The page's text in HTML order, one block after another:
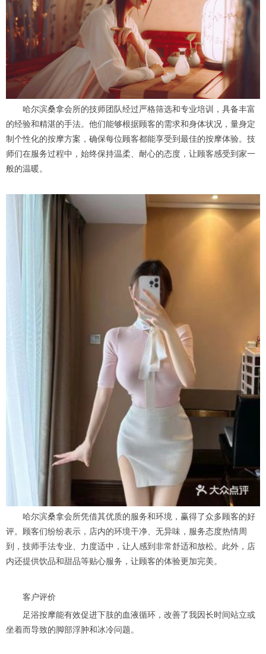
哈尔滨桑拿会所的技师团队经过严格筛选和专业培训，具备丰富
的经验和精湛的手法。他们能够根据顾客的需求和身体状况，量身定
制个性化的按摩方案，确保每位顾客都能享受到最佳的按摩体验。技
师们在服务过程中，始终保持温柔、耐心的态度，让顾客感受到家一
般的温暖。
哈尔滨桑拿会所凭借其优质的服务和环境，赢得了众多顾客的好
评。顾客们纷纷表示，店内的环境干净、无异味，服务态度热情周
到，技师手法专业、力度适中，让人感到非常舒适和放松。此外，店
内还提供饮品和甜品等贴心服务，让顾客的体验更加完美。
客户评价
足浴按摩能有效促进下肢的血液循环，改善了我因长时间站立或
坐着而导致的脚部浮肿和冰冷问题。